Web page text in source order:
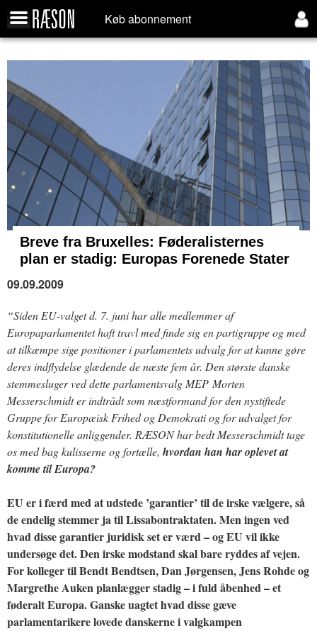
Køb abonnement
Breve fra Bruxelles: Føderalisternes
plan er stadig: Europas Forenede Stater
09.09.2009
“Siden EU-valget d. 7. juni har alle medlemmer af
Europaparlamentet haft travl med finde sig en partigruppe og med
at tilkæmpe sige positioner i parlamentets udvalg for at kunne gøre
deres indflydelse glædende de næste fem år. Den største danske
stemmesluger ved dette parlamentsvalg MEP Morten
Messerschmidt er indtrådt som næstformand for den nystiftede
Gruppe for Europæisk Frihed og Demokrati og for udvalget for
konstitutionelle anliggender. RÆSON har bedt Messerschmidt tage
os med bag kulisserne og fortælle, hvordan han har oplevet at
komme til Europa?
EU er i færd med at udstede ’garantier’ til de irske vælgere, så
de endelig stemmer ja til Lissabontraktaten. Men ingen ved
hvad disse garantier juridisk set er værd – og EU vil ikke
undersøge det. Den irske modstand skal bare ryddes af vejen.
For kolleger til Bendt Bendtsen, Dan Jørgensen, Jens Rohde og
Margrethe Auken planlægger stadig – i fuld åbenhed – et
føderalt Europa. Ganske uagtet hvad disse gæve
parlamentarikere lovede danskerne i valgkampen